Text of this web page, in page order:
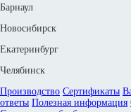
Барнаул
Новосибирск
Екатеринбург
Челябинск
Производство Сертификаты
ответы Полезная информация